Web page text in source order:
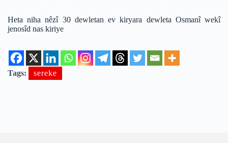
Heta niha nêzî 30 dewletan ev kiryara dewleta Osmanî wekî
jenosîd nas kiriye
Tags: sereke